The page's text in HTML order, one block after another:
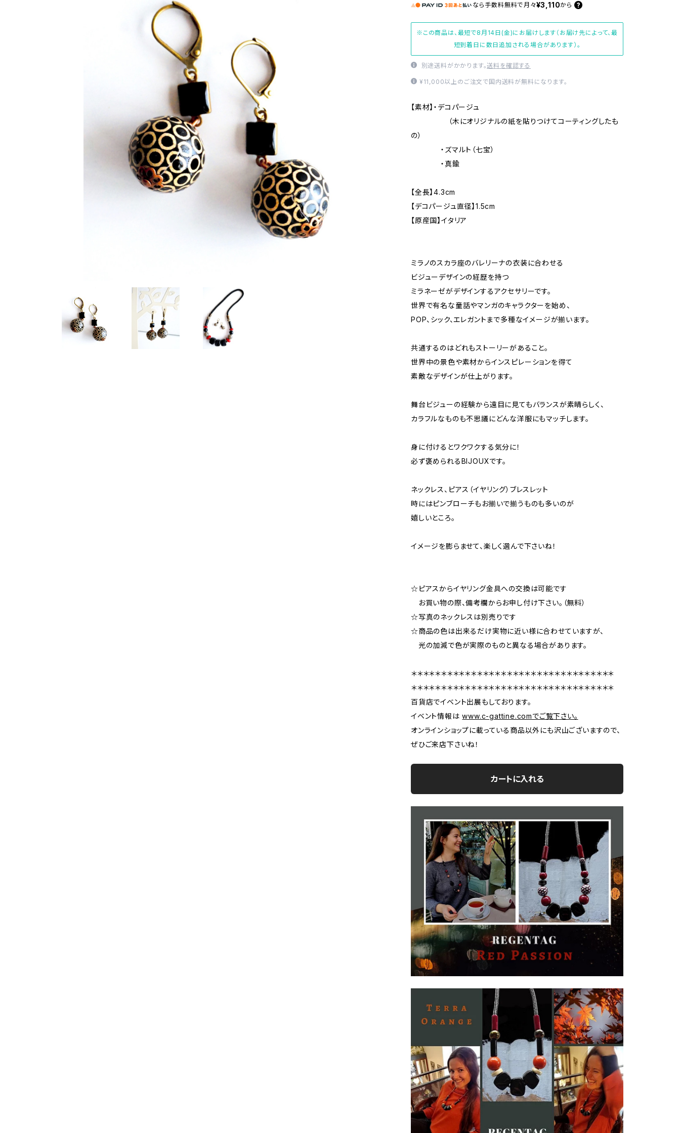
なら 手数料無料で 月々¥3,110から
※この商品は、最短で8月14日(金)にお届けします（お届け先によって、最
短到着日に数日追加される場合があります）。
別途送料がかかります。送料を確認する
¥11,000以上のご注文で国内送料が無料になります。
【素材】・デコパージュ
（木にオリジナルの紙を貼りつけてコーティングしたも
の）
・ズマルト（七宝）
・真鍮
【全長】4.3cm
【デコパージュ直径】1.5cm
【原産国】イタリア
ミラノのスカラ座のバレリーナの衣装に合わせる
ビジューデザインの経歴を持つ
ミラネーゼがデザインするアクセサリーです。
世界で有名な童話やマンガのキャラクターを始め、
POP、シック、エレガントまで多種なイメージが揃います。
共通するのはどれもストーリーがあること。
世界中の景色や素材からインスピレーションを得て
素敵なデザインが仕上がります。
舞台ビジューの経験から遠目に見てもバランスが素晴らしく、
カラフルなものも不思議にどんな洋服にもマッチします。
身に付けるとワクワクする気分に！
必ず褒められるBIJOUXです。
ネックレス、ピアス（イヤリング）ブレスレット
時にはピンブローチもお揃いで揃うものも多いのが
嬉しいところ。
イメージを膨らませて、楽しく選んで下さいね！
☆ピアスからイヤリング金具への交換は可能です
お買い物の際、備考欄からお申し付け下さい。（無料）
☆写真のネックレスは別売りです
☆商品の色は出来るだけ実物に近い様に合わせていますが、
光の加減で色が実際のものと異なる場合があります。
＊＊＊＊＊＊＊＊＊＊＊＊＊＊＊＊＊＊＊＊＊＊＊＊＊＊＊＊＊＊＊＊＊＊
＊＊＊＊＊＊＊＊＊＊＊＊＊＊＊＊＊＊＊＊＊＊＊＊＊＊＊＊＊＊＊＊＊＊
百貨店でイベント出展もしております。
イベント情報はwww.c-gattine.comでご覧下さい。
オンラインショップに載っている商品以外にも沢山ございますので、
ぜひご来店下さいね！
カートに入れる